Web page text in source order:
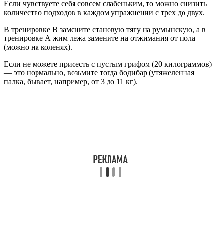
Если чувствуете себя совсем слабеньким, то можно снизить
количество подходов в каждом упражнении с трех до двух.
В тренировке B замените становую тягу на румынскую, а в
тренировке А жим лежа замените на отжимания от пола
(можно на коленях).
Если не можете присесть с пустым грифом (20 килограммов)
— это нормально, возьмите тогда бодибар (утяжеленная
палка, бывает, например, от 3 до 11 кг).